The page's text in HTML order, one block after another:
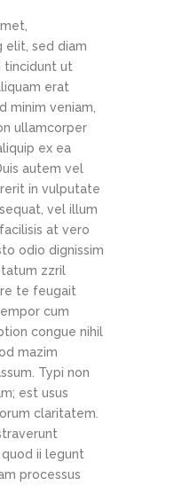
elit, sed diam
tincidunt ut
erat
minim veniam,
ullamcorper
ex ea
autem vel
in vulputate
vel illum
at vero
odio dignissim
zzril
te feugait
cum
congue nihil
mazim
Typi non
est usus
claritatem.
ii legunt
processus